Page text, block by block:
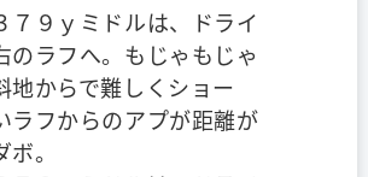
９ｙミドルは、ドライ
のラフへ。もじゃもじゃ
地からで難しくショー
ラフからのアプが距離が
。